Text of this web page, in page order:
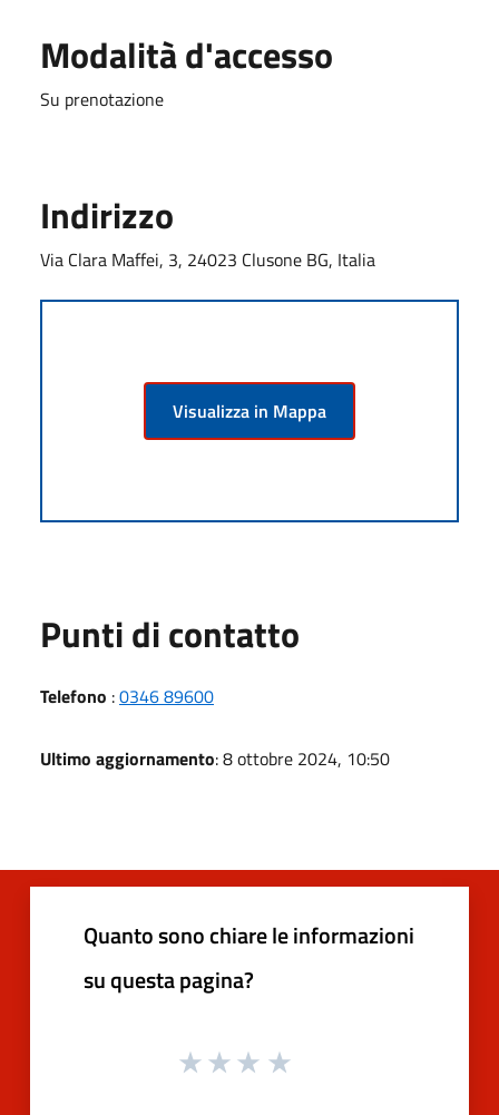
Modalità d'accesso
Su prenotazione
Indirizzo
Via Clara Maffei, 3, 24023 Clusone BG, Italia
Visualizza in Mappa
Punti di contatto
Telefono :0346 89600
Ultimo aggiornamento: 8 ottobre 2024, 10:50
Quanto sono chiare le informazioni
su questa pagina?